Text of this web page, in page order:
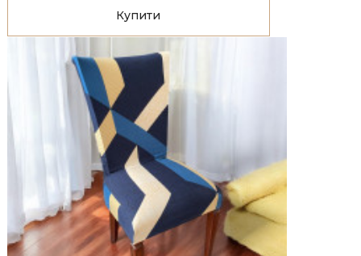
Купити